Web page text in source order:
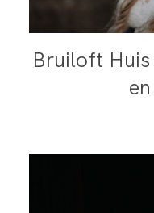
Bruiloft